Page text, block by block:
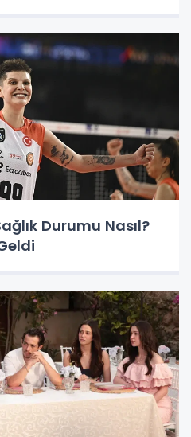
Durumu Nasıl?